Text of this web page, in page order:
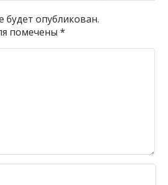
будет опубликован.
помечены*